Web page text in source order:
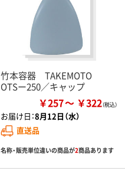
竹本容器 TAKEMOTO
OTSー250／キャップ
￥257 ￥322
お届け日：8月12日（水）
直送品
名称・販売単位違いの商品が2商品あります